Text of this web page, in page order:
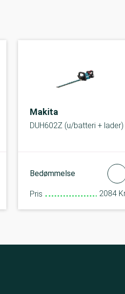
Makita
DUH602Z (u/batteri + lader)
Bedømmelse
Pris 2084